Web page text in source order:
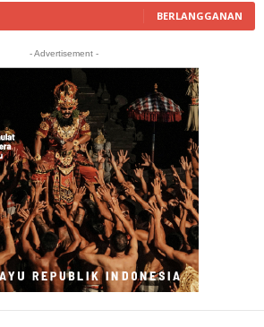
BERLANGGANAN
- Advertisement -